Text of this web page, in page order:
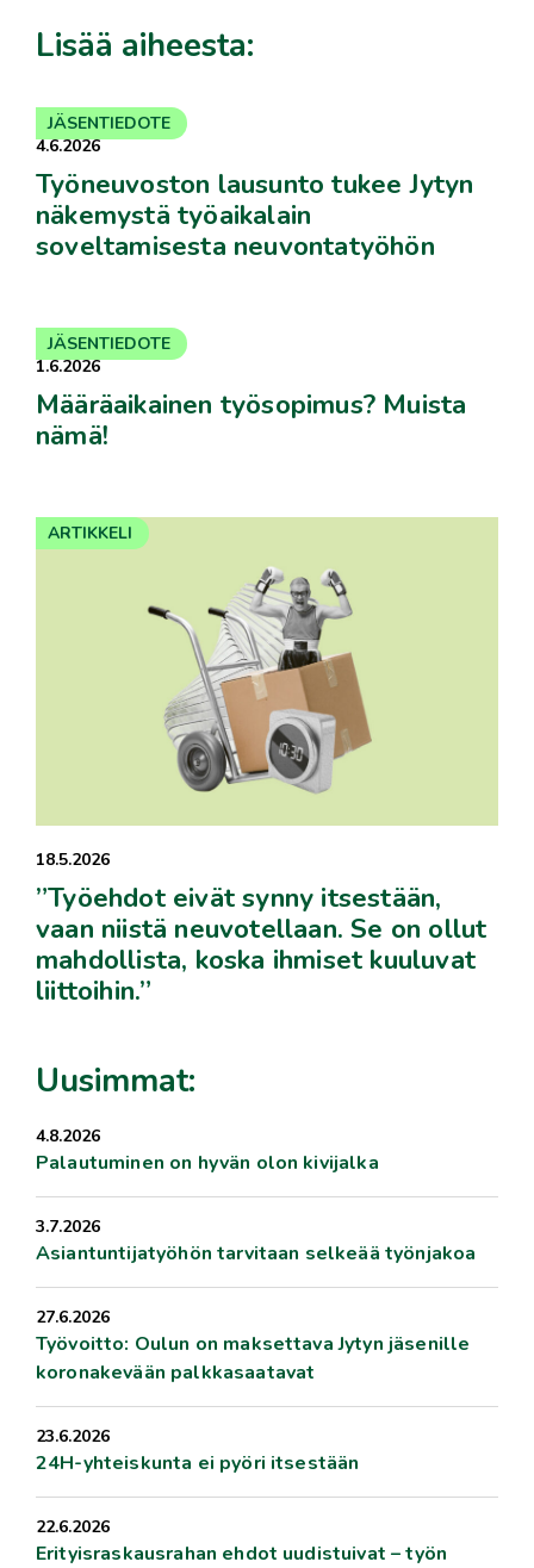
Lisää aiheesta:
4.6.2026
Työneuvoston lausunto tukee Jytyn
näkemystä työaikalain
soveltamisesta neuvontatyöhön
JÄSENTIEDOTE
1.6.2026
Määräaikainen työsopimus? Muista
nämä!
JÄSENTIEDOTE
18.5.2026
”Työehdot eivät synny itsestään,
vaan niistä neuvotellaan. Se on ollut
mahdollista, koska ihmiset kuuluvat
liittoihin.”
ARTIKKELI
Uusimmat:
4.8.2026
Palautuminen on hyvän olon kivijalka
3.7.2026
Asiantuntijatyöhön tarvitaan selkeää työnjakoa
27.6.2026
Työvoitto: Oulun on maksettava Jytyn jäsenille
koronakevään palkkasaatavat
23.6.2026
24H-yhteiskunta ei pyöri itsestään
22.6.2026
Erityisraskausrahan ehdot uudistuivat – työn